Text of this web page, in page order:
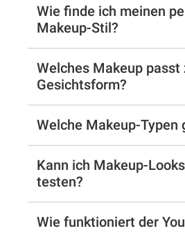
Wie finde ich meinen
Makeup-Stil?
Welches Makeup passt
Gesichtsform?
Welche Makeup-Typen
Kann ich Makeup-
testen?
Wie funktioniert der